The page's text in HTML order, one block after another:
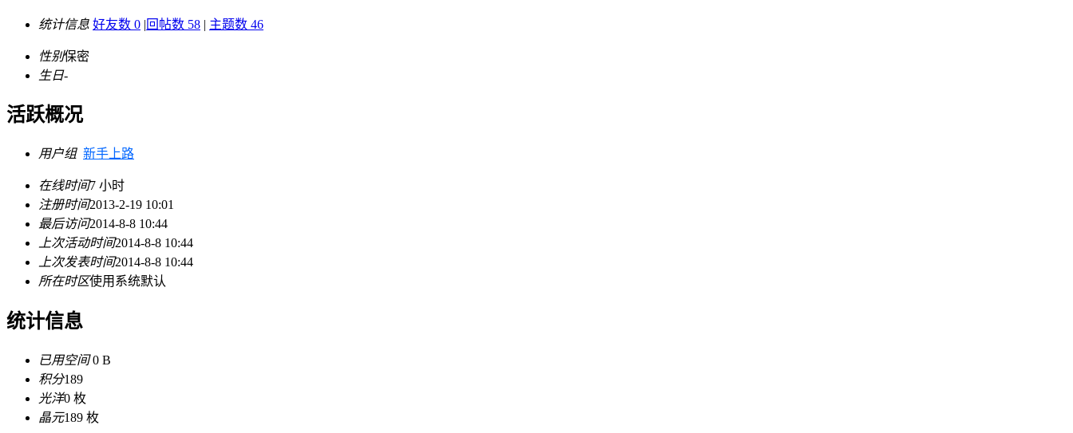
统计信息 好友数 0 |回帖数 58 | 主题数 46
性别保密
生日-
活跃概况
用户组 新手上路
在线时间7 小时
注册时间2013-2-19 10:01
最后访问2014-8-8 10:44
上次活动时间2014-8-8 10:44
上次发表时间2014-8-8 10:44
所在时区使用系统默认
统计信息
已用空间0 B
积分189
光洋0 枚
晶元189 枚